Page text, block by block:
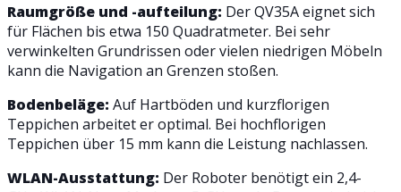
Raumgröße und -aufteilung: Der QV35A eignet sich
für Flächen bis etwa 150 Quadratmeter. Bei sehr
verwinkelten Grundrissen oder vielen niedrigen Möbeln
kann die Navigation an Grenzen stoßen.
Bodenbeläge: Auf Hartböden und kurzflorigen
Teppichen arbeitet er optimal. Bei hochflorigen
Teppichen über 15 mm kann die Leistung nachlassen.
WLAN-Ausstattung: Der Roboter benötigt ein 2,4-